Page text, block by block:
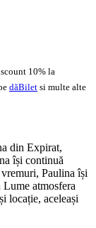
10% la
dăBilet si multe alte
din Expirat,
își continuă
Paulina își
Lume atmosfera
locație, aceleași